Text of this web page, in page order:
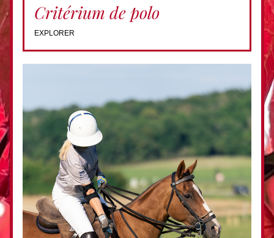
Critérium de polo
EXPLORER